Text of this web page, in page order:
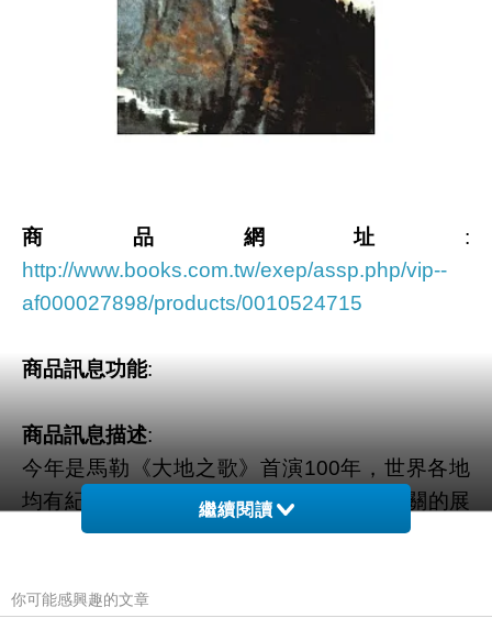
商品網址 :
http://www.books.com.tw/exep/assp.php/vip--
af000027898/products/0010524715
商品訊息功能:
商品訊息描述:
今年是馬勒《大地之歌》首演100年，世界各地
均有紀念活動，台灣的國家音樂廳亦有相關的展
覽與演出。本社特別出版這本書，希望喜歡音樂
地之歌》，有更深入的認識。
繼續閱讀
你可能感興趣的文章